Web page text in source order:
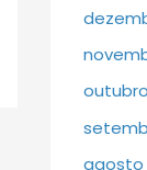
agosto